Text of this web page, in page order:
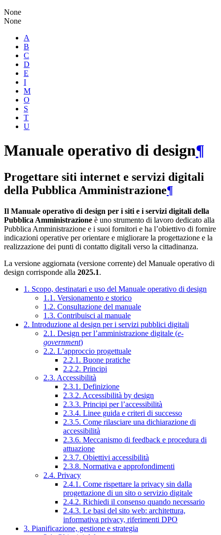
None
None
A
B
C
D
E
I
M
O
S
T
U
Manuale operativo di design¶
Progettare siti internet e servizi digitali
della Pubblica Amministrazione¶
Il Manuale operativo di design per i siti e i servizi digitali della
Pubblica Amministrazione è uno strumento di lavoro dedicato alla
Pubblica Amministrazione e i suoi fornitori e ha l’obiettivo di fornire
indicazioni operative per orientare e migliorare la progettazione e la
realizzazione dei punti di contatto digitali verso la cittadinanza.
La versione aggiornata (versione corrente) del Manuale operativo di
design corrisponde alla 2025.1.
1. Scopo, destinatari e uso del Manuale operativo di design
1.1. Versionamento e storico
1.2. Consultazione del manuale
1.3. Contribuisci al manuale
2. Introduzione al design per i servizi pubblici digitali
2.1. Design per l’amministrazione digitale (e-
government)
2.2. L’approccio progettuale
2.2.1. Buone pratiche
2.2.2. Principi
2.3. Accessibilità
2.3.1. Definizione
2.3.2. Accessibilità by design
2.3.3. Principi per l’accessibilità
2.3.4. Linee guida e criteri di successo
2.3.5. Come rilasciare una dichiarazione di
accessibilità
2.3.6. Meccanismo di feedback e procedura di
attuazione
2.3.7. Obiettivi accessibilità
2.3.8. Normativa e approfondimenti
2.4. Privacy
2.4.1. Come rispettare la privacy sin dalla
progettazione di un sito o servizio digitale
2.4.2. Richiedi il consenso quando necessario
2.4.3. Le basi del sito web: architettura,
informativa privacy, riferimenti DPO
3. Pianificazione, gestione e strategia